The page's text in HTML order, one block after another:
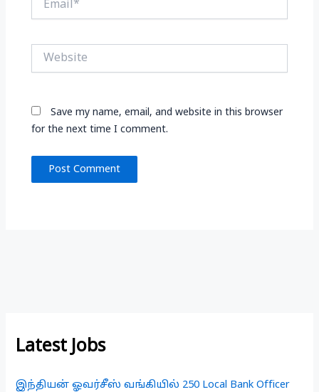
Website
Save my name, email, and website in this browser
for the next time I comment.
Latest Jobs
இந்தியன் ஓவர்சீஸ் வங்கியில் 250 Local Bank Officer